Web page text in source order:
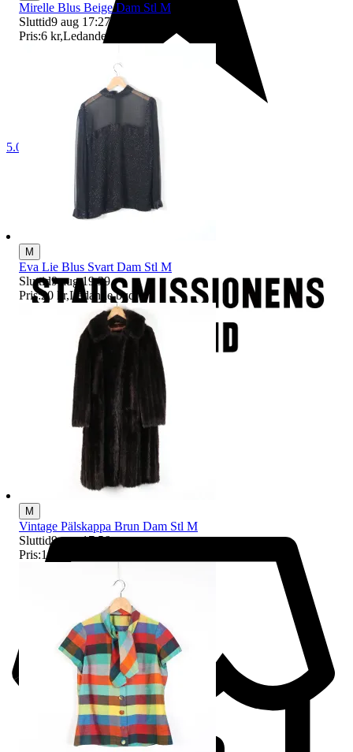
5.0
Mirelle Blus Beige Dam Stl M
Sluttid9 aug 17:27.
Pris:6 kr,Ledande bud
M
Eva Lie Blus Svart Dam Stl M
Sluttid9 aug 19:39.
Pris:20 kr,Ledande bud
M
Vintage Pälskappa Brun Dam Stl M
Sluttid9 aug 17:56.
Pris:104 kr